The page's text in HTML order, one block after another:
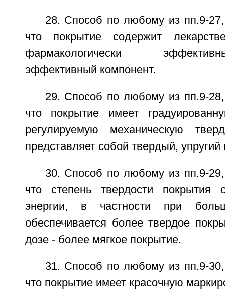
28. Способ по любому из пп.9-
что покрытие содержит
фармакологически
эффективный компонент.
29. Способ по любому из пп.9-
что покрытие имеет
регулируемую механическую
представляет собой твердый,
30. Способ по любому из пп.9-
что степень твердости покрытия
энергии, в частности при
обеспечивается более твердое
дозе - более мягкое покрытие.
31. Способ по любому из пп.9-
что покрытие имеет красочную